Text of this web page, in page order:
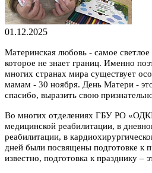
01.12.2025
Материнская любовь - самое
которое не знает границ. Именно
многих странах мира существует
мамам - 30 ноября. День Матери -
спасибо, выразить свою
Во многих отделениях ГБУ РО
медицинской реабилитации, в
реабилитации, в
дней были посвящены подготовке к
известно, подготовка к празднику –